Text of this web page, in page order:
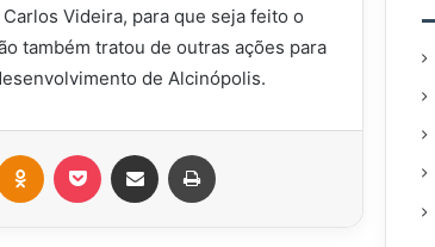
Videira, para que seja feito o
também tratou de outras ações para
de Alcinópolis.
Pocket Compartilhar via e-mail